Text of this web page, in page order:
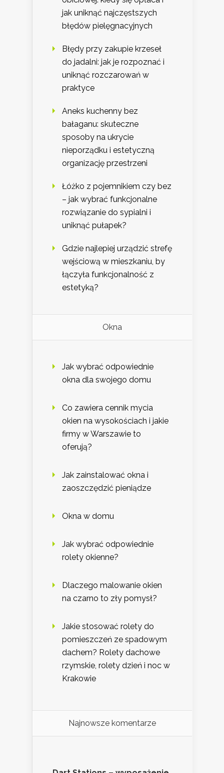
jak uniknąć najczęstszych
błędów pielęgnacyjnych
Błędy przy zakupie krzeseł
do jadalni: jak je rozpoznać i
uniknąć rozczarowań w
praktyce
Aneks kuchenny bez
bałaganu: skuteczne
sposoby na ukrycie
nieporządku i estetyczną
organizację przestrzeni
Łóżko z pojemnikiem czy bez
– jak wybrać funkcjonalne
rozwiązanie do sypialni i
uniknąć pułapek?
Gdzie najlepiej urządzić strefę
wejściową w mieszkaniu, by
łączyła funkcjonalność z
estetyką?
Okna
Jak wybrać odpowiednie
okna dla swojego domu
Co zawiera cennik mycia
okien na wysokościach i jakie
firmy w Warszawie to
oferują?
Jak zainstalować okna i
zaoszczędzić pieniądze
Okna w domu
Jak wybrać odpowiednie
rolety okienne?
Dlaczego malowanie okien
na czarno to zły pomysł?
Jakie stosować rolety do
pomieszczeń ze spadowym
dachem? Rolety dachowe
rzymskie, rolety dzień i noc w
Krakowie
Najnowsze komentarze